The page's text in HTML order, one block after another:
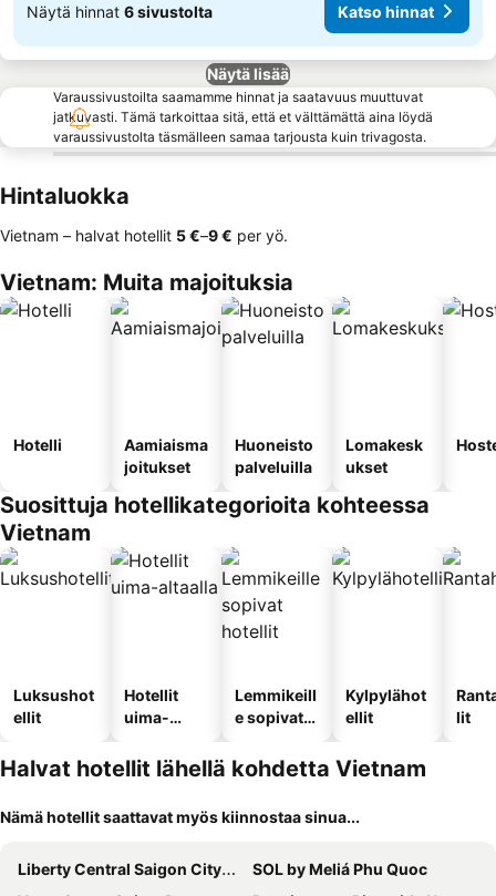
Näytä hinnat 6 sivustolta Katso hinnat
Näytä lisää
Varaussivustoilta saamamme hinnat ja saatavuus muuttuvat
jatkuvasti. Tämä tarkoittaa sitä, että et välttämättä aina löydä
varaussivustolta täsmälleen samaa tarjousta kuin trivagosta.
Hintaluokka
Vietnam – halvat hotellit ‎5 €–‎9 € per yö.
Vietnam: Muita majoituksia
Hotelli
Aamiaisma
joitukset
Huoneisto
palveluilla
Lomakesk
ukset
Suosittuja hotellikategorioita kohteessa
Vietnam
Luksushot
ellit
Hotellit
uima-
Lemmikeill
e sopivat
Kylpylähot
ellit
lit
Halvat hotellit lähellä kohdetta Vietnam
Nämä hotellit saattavat myös kiinnostaa sinua...
Liberty Central Saigon Citypoint Hotel
SOL by Meliá Phu Quoc